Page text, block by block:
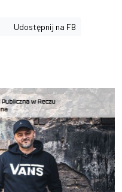
Udostępnij na FB